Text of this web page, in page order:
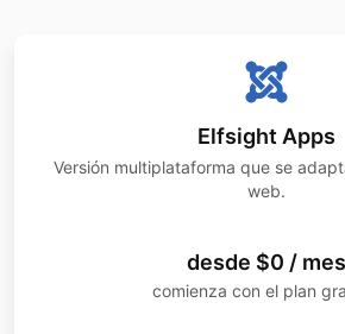
Elfsight Apps
Versión multiplataforma que se
web.
desde $0 / mes
comienza con el plan